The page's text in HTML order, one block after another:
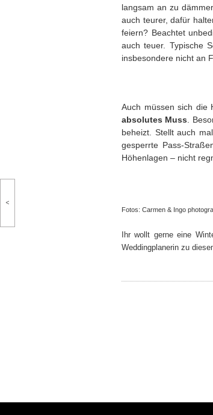
langsam an zu
auch teurer, dafür
feiern? Beachtet
auch teuer. Typische
insbesondere nicht an
Auch müssen sich die
absolutes Muss .
beheizt. Stellt auch
gesperrte Pass-
Höhenlagen – nicht
Fotos: Carmen & Ingo
Ihr wollt gerne eine
Weddingplanerin zu
<